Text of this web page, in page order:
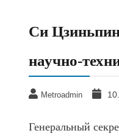
Си Цзиньпин
научно-
Metroadmin
Генеральный